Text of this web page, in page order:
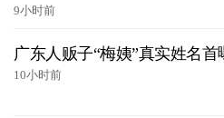
9小时前
广东人贩子“梅姨”真实姓名首
10小时前